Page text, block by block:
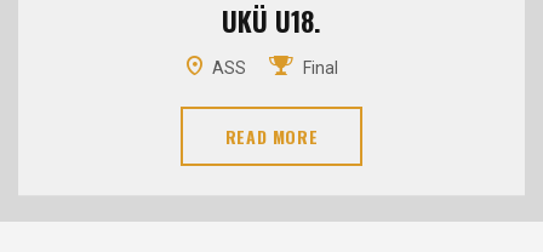
UKÜ U18.
ASS Final
READ MORE